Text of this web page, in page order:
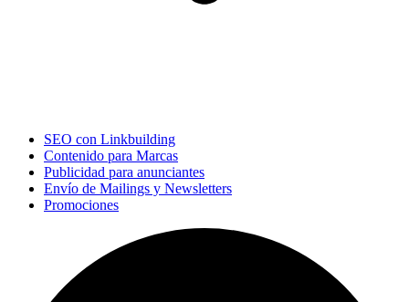
SEO con Linkbuilding
Contenido para Marcas
Publicidad para anunciantes
Envío de Mailings y Newsletters
Promociones